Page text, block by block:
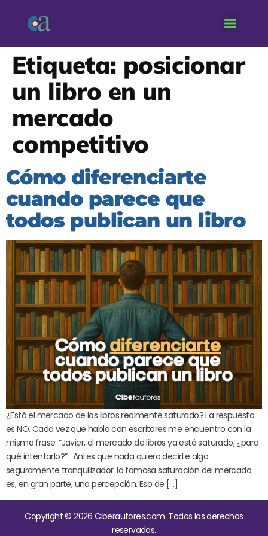
Etiqueta: posicionar
un libro en un
mercado
competitivo
Cómo diferenciarte
cuando parece que
todos publican un libro
¿Está el mercado de los libros realmente saturado? La respuesta
es NO. Cada vez que hablo con escritores me encuentro con la
misma frase: “Javier, el mercado de libros ya está saturado, ¿para
qué intentarlo?”. Antes que nada quiero decirte algo
seguramente tranquilizador. la famosa saturación del mercado
es, en gran parte, una percepción. Eso de […]
Copyright © 2026 Ciberautores.com. Todos los derechos
reservados.